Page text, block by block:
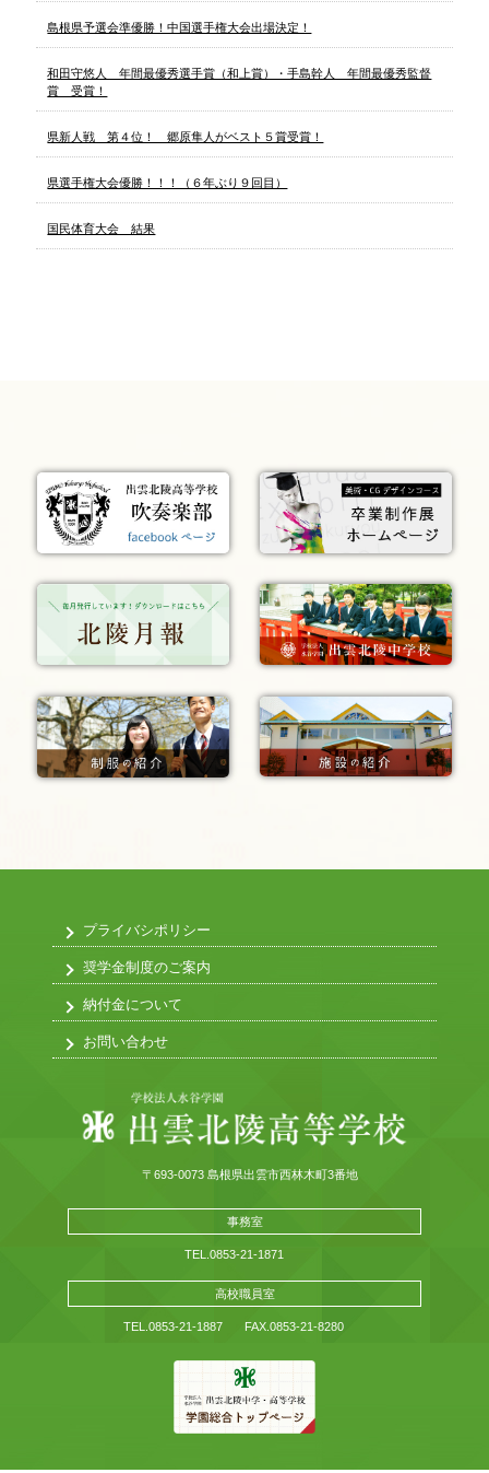
島根県予選会準優勝！中国選手権大会出場決定！
和田守悠人 年間最優秀選手賞（和上賞）・手島幹人 年間最優秀監督
賞 受賞！
県新人戦 第４位！ 郷原隼人がベスト５賞受賞！
県選手権大会優勝！！！（６年ぶり９回目）
国民体育大会 結果
プライバシポリシー
奨学金制度のご案内
納付金について
お問い合わせ
〒693-0073 島根県出雲市西林木町3番地
事務室
TEL.0853-21-1871
高校職員室
TEL.0853-21-1887 FAX.0853-21-8280